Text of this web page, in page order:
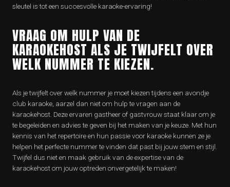
sleutel is tot een succesvolle karaoke-ervaring!
VRAAG OM HULP VAN DE
KARAOKEHOST ALS JE TWIJFELT OVER
WELK NUMMER TE KIEZEN.
Als je twijfelt over welk nummer je moet kiezen tijdens een avondje
club karaoke, aarzel dan niet om hulp te vragen aan de
karaokehost. Deze ervaren gastheer of gastvrouw staat klaar om je
te begeleiden en advies te geven bij het maken van je keuze. Met hun
kennis van het repertoire en hun passie voor karaoke kunnen ze je
helpen het perfecte nummer te vinden dat past bij jouw stem en stijl.
Twijfel dus niet en maak gebruik van de expertise van de
karaokehost om jouw optreden onvergetelijk te maken!